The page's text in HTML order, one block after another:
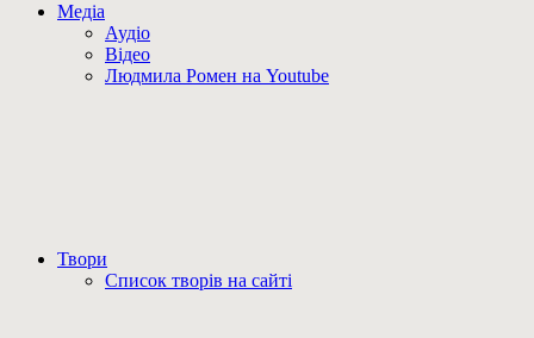
Медіа
Аудіо
Відео
Людмила Ромен на Youtube
Твори
Список творів на сайті